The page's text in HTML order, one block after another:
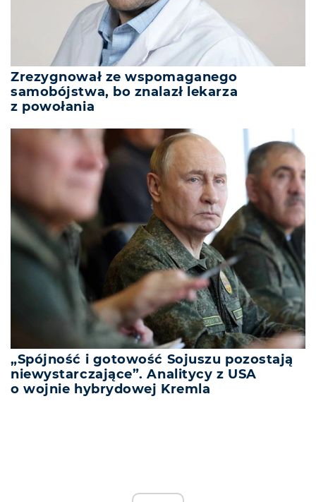
Zrezygnował ze wspomaganego
samobójstwa, bo znalazł lekarza
z powołania
„Spójność i gotowość Sojuszu pozostają
niewystarczające”. Analitycy z USA
o wojnie hybrydowej Kremla